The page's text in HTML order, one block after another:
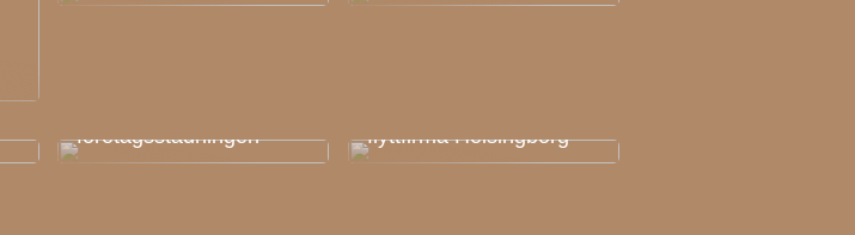
företagsstädningen
flyttfirma Helsingborg